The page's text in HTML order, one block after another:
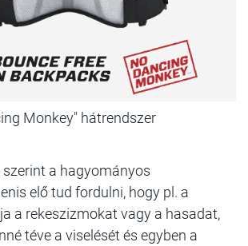
Monkey" hátrendszer
a hagyományos
elő tud fordulni, hogy pl. a
a rekeszizmokat vagy a hasadat,
téve a viselését és egyben a